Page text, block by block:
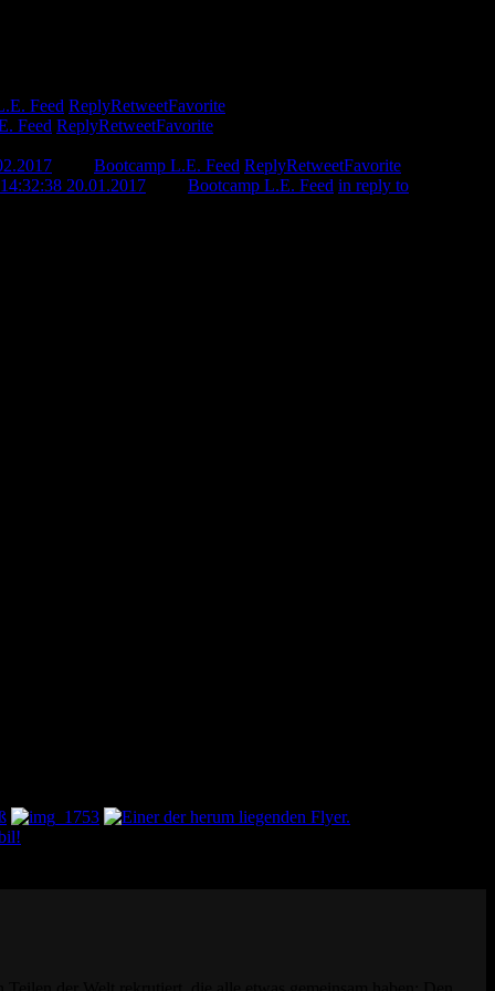
Feed ReplyRetweetFavorite
Feed ReplyRetweetFavorite
Bootcamp L.E. Feed ReplyRetweetFavorite
14:32:38 20.01.2017 Bootcamp L.E. Feed in reply to